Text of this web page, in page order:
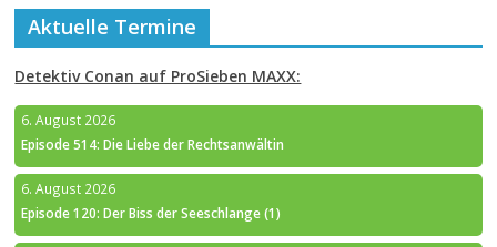
Aktuelle Termine
Detektiv Conan auf ProSieben MAXX:
6. August 2026
Episode 514: Die Liebe der Rechtsanwältin
6. August 2026
Episode 120: Der Biss der Seeschlange (1)